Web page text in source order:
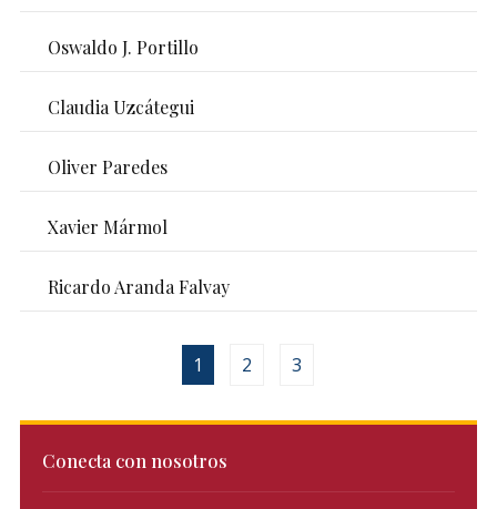
Conecta con nosotros
Oswaldo J. Portillo
Claudia Uzcátegui
Oliver Paredes
Xavier Mármol
Ricardo Aranda Falvay
1 2 3